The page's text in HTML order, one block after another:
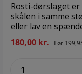
Rosti-dørslaget
skålen i samme størrelse. Vælg en matchende skål
eller lav en
farverne. Fås
opvaskemaskine,
en stor fordel i forbindelse
180,00 kr. Før